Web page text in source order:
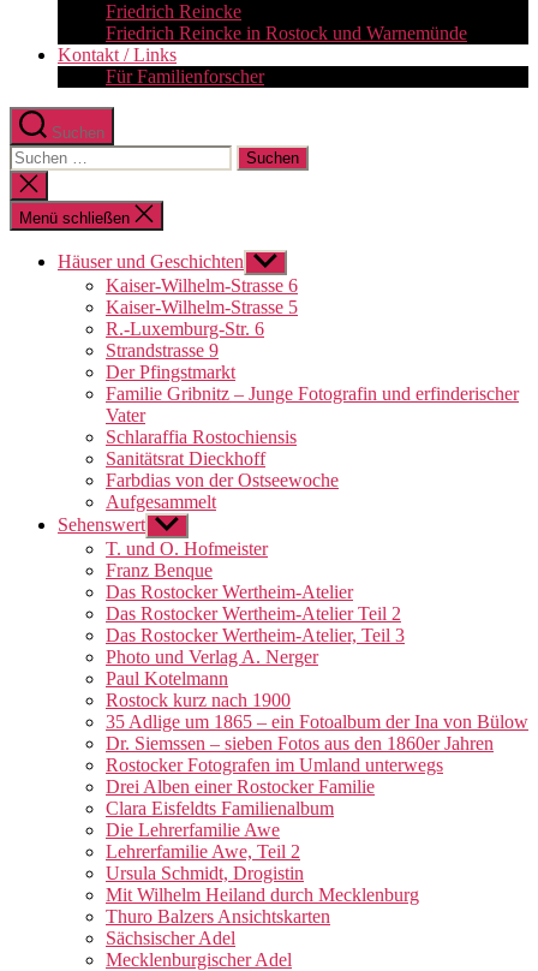
Friedrich Reincke
Friedrich Reincke in Rostock und Warnemünde
Kontakt / Links
Für Familienforscher
Suchen
Suchen
nach:
Suche
schließen
Menü schließen
Häuser und Geschichten Untermenü
anzeigen
Kaiser-Wilhelm-Strasse 6
Kaiser-Wilhelm-Strasse 5
R.-Luxemburg-Str. 6
Strandstrasse 9
Der Pfingstmarkt
Familie Gribnitz – Junge Fotografin und erfinderischer
Vater
Schlaraffia Rostochiensis
Sanitätsrat Dieckhoff
Farbdias von der Ostseewoche
Aufgesammelt
Sehenswert Untermenü
anzeigen
T. und O. Hofmeister
Franz Benque
Das Rostocker Wertheim-Atelier
Das Rostocker Wertheim-Atelier Teil 2
Das Rostocker Wertheim-Atelier, Teil 3
Photo und Verlag A. Nerger
Paul Kotelmann
Rostock kurz nach 1900
35 Adlige um 1865 – ein Fotoalbum der Ina von Bülow
Dr. Siemssen – sieben Fotos aus den 1860er Jahren
Rostocker Fotografen im Umland unterwegs
Drei Alben einer Rostocker Familie
Clara Eisfeldts Familienalbum
Die Lehrerfamilie Awe
Lehrerfamilie Awe, Teil 2
Ursula Schmidt, Drogistin
Mit Wilhelm Heiland durch Mecklenburg
Thuro Balzers Ansichtskarten
Sächsischer Adel
Mecklenburgischer Adel